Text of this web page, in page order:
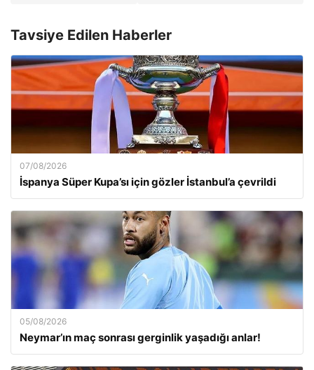
Tavsiye Edilen Haberler
07/08/2026
İspanya Süper Kupa’sı için gözler İstanbul’a çevrildi
05/08/2026
Neymar’ın maç sonrası gerginlik yaşadığı anlar!